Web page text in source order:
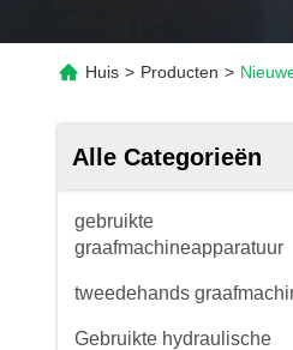
Huis > Producten >
Alle Categorieën
gebruikte
graafmachineapparatuur
tweedehands
Gebruikte hydraulische